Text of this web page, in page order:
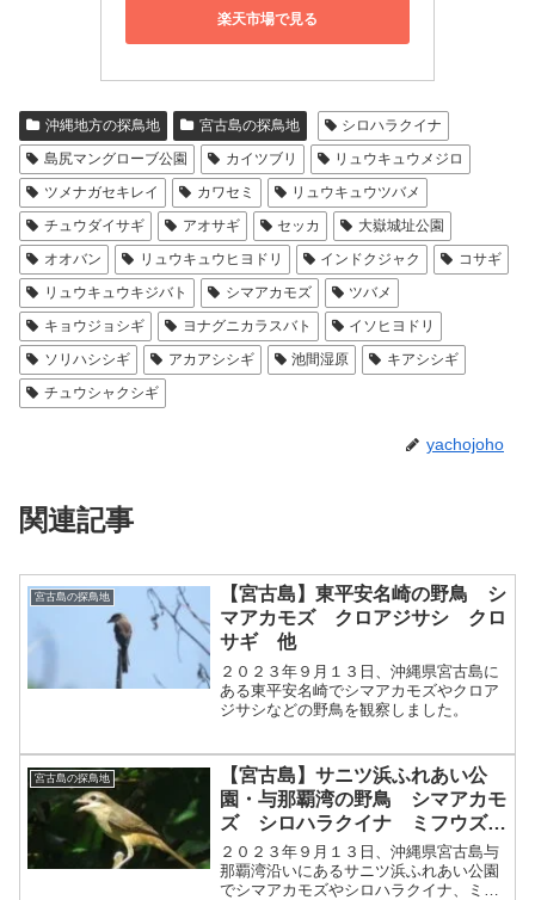
楽天市場で見る
沖縄地方の探鳥地 宮古島の探鳥地
シロハラクイナ
島尻マングローブ公園
カイツブリ
リュウキュウメジロ
ツメナガセキレイ
カワセミ
リュウキュウツバメ
チュウダイサギ
アオサギ セッカ
大嶽城址公園
オオバン
リュウキュウヒヨドリ インドクジャク
コサギ
リュウキュウキジバト
シマアカモズ
ツバメ
キョウジョシギ
ヨナグニカラスバト
イソヒヨドリ
ソリハシシギ
アカアシシギ 池間湿原
キアシシギ
チュウシャクシギ
yachojoho
関連記事
宮古島の探鳥地
【宮古島】東平安名崎の野鳥 シ
マアカモズ クロアジサシ クロ
サギ 他
２０２３年９月１３日、沖縄県宮古島に
ある東平安名崎でシマアカモズやクロア
ジサシなどの野鳥を観察しました。
宮古島の探鳥地
【宮古島】サニツ浜ふれあい公
園・与那覇湾の野鳥 シマアカモ
ズ シロハラクイナ ミフウズ
ラ 他
２０２３年９月１３日、沖縄県宮古島与
那覇湾沿いにあるサニツ浜ふれあい公園
でシマアカモズやシロハラクイナ、ミフ